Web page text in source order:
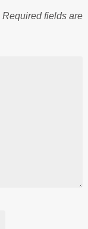
Required fields are